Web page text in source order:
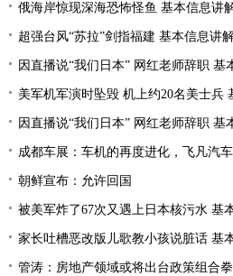
俄海岸惊现深海恐怖怪鱼 基本信息讲
超强台风“苏拉”剑指福建 基本信息讲
因直播说“我们日本” 网红老师辞职 基
美军机军演时坠毁 机上约20名美士兵
因直播说“我们日本” 网红老师辞职 基
成都车展：车机的再度进化，飞凡汽
朝鲜宣布：允许回国
被美军炸了67次又遇上日本核污水 基
家长吐槽恶改版儿歌教小孩说脏话 基
管涛：房地产领域或将出台政策组合拳